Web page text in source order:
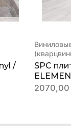
/
SPC
2070,00